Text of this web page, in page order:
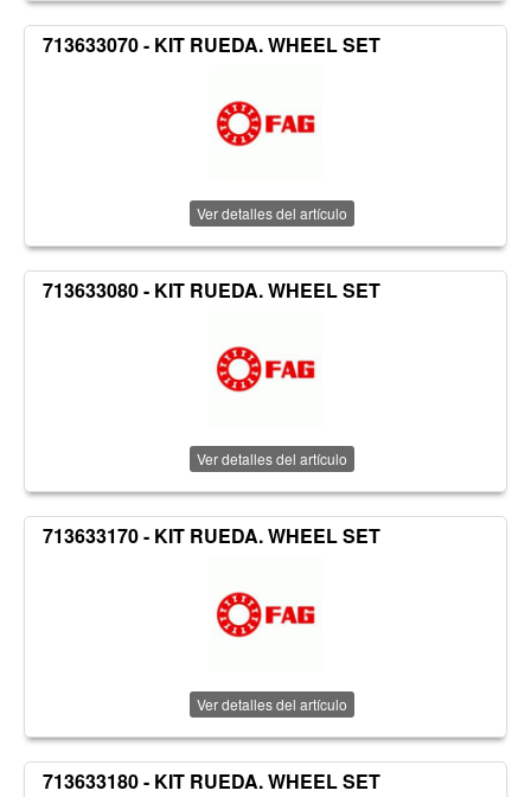
713633070 - KIT RUEDA. WHEEL SET
Ver detalles del artículo
713633080 - KIT RUEDA. WHEEL SET
Ver detalles del artículo
713633170 - KIT RUEDA. WHEEL SET
Ver detalles del artículo
713633180 - KIT RUEDA. WHEEL SET